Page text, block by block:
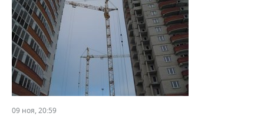
09 ноя, 20:59